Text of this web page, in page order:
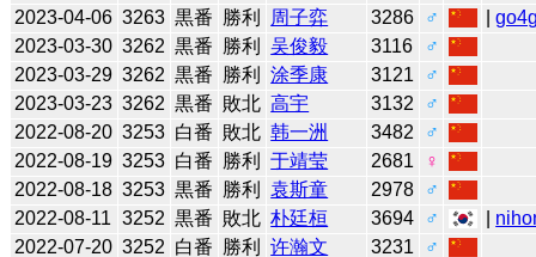
2023-04-06 3263 黒番 勝利 周子弈 3286 ♂ |
2023-03-30 3262 黒番 勝利 吴俊毅 3116
♂
2023-03-29 3262 黒番 勝利 涂季康 3121
♂
2023-03-23 3262 黒番 敗北 高宇 3132
♂
2022-08-20 3253 白番 敗北 韩一洲 3482
♂
2022-08-19 3253 白番 勝利 于靖莹 2681
♀
2022-08-18 3253 黒番 勝利 袁斯童 2978
♂
2022-08-11 3252 黒番 敗北 朴廷桓 3694 ♂
2022-07-20 3252 白番 勝利 许瀚文 3231
♂